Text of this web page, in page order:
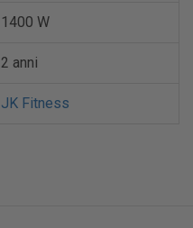
1400 W
2 anni
JK Fitness